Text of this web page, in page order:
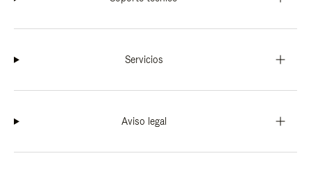
Servicios
Aviso legal